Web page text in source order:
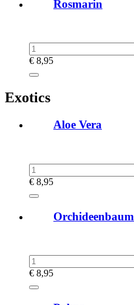
Rosmarin
€ 8,95
Exotics
Aloe Vera
€ 8,95
Orchideenbaum
€ 8,95